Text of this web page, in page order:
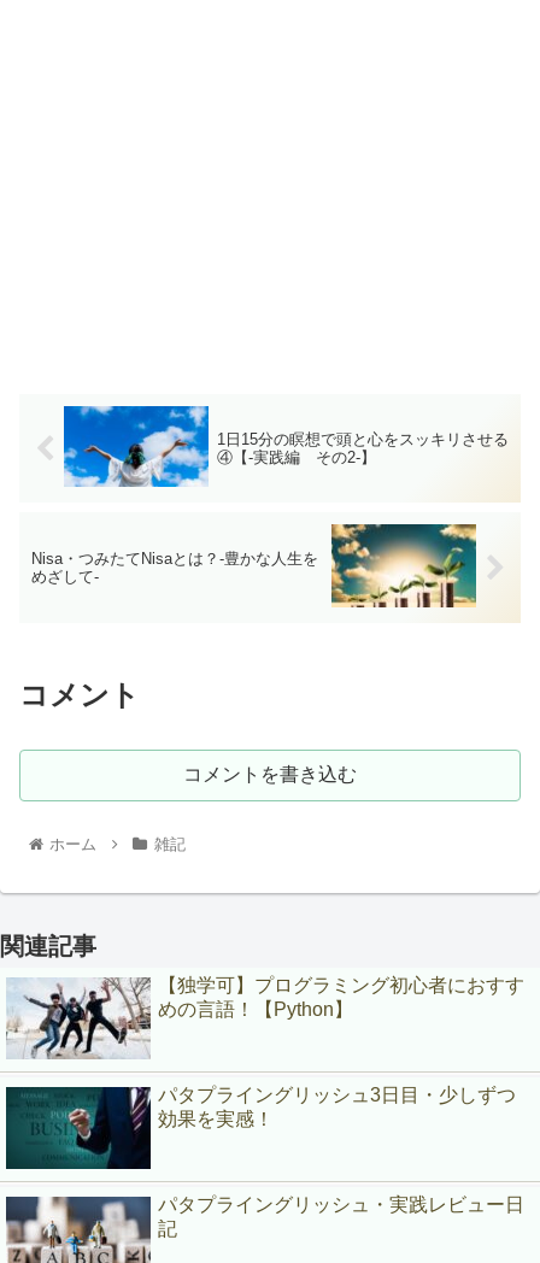
1日15分の瞑想で頭と心をスッキリさせる
④【-実践編 その2-】
Nisa・つみたてNisaとは？-豊かな人生を
めざして-
コメント
コメントを書き込む
ホーム 雑記
関連記事
【独学可】プログラミング初心者におすす
めの言語！【Python】
パタプライングリッシュ3日目・少しずつ
効果を実感！
パタプライングリッシュ・実践レビュー日
記